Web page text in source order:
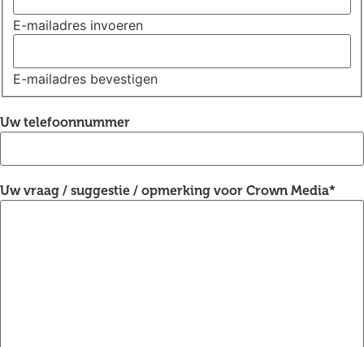
E-mailadres invoeren
E-mailadres bevestigen
Uw telefoonnummer
Uw vraag / suggestie / opmerking voor Crown Media*